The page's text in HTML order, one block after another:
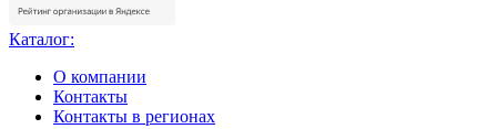
Каталог:
О компании
Контакты
Контакты в регионах